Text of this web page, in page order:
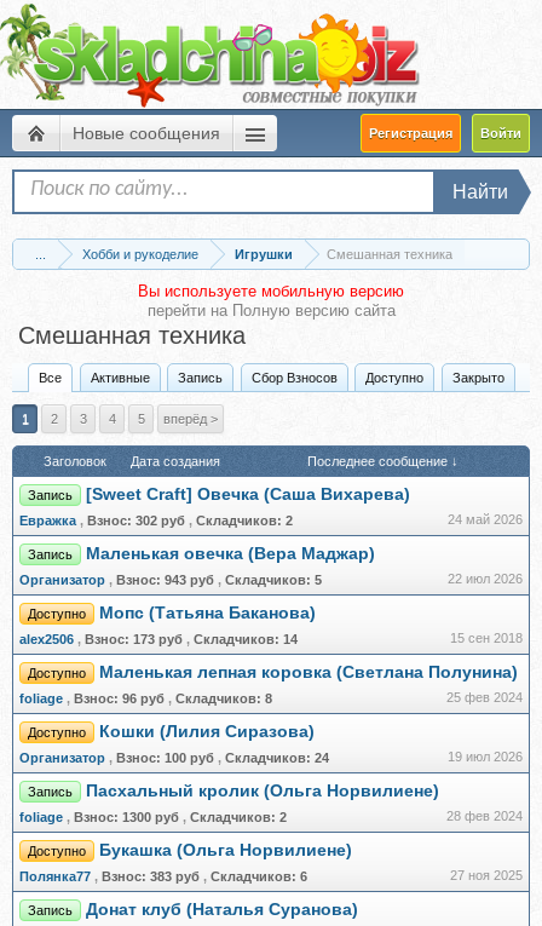
Новые сообщения Регистрация Войти
Найти
Хобби и рукоделие Игрушки Смешанная техника
Вы используете мобильную версию
перейти на Полную версию сайта
Смешанная техника
Все Активные Запись Сбор Взносов Доступно Закрыто
1 2 3 4 5 вперёд >
Заголовок Дата создания Последнее сообщение ↓
Запись [Sweet Craft] Овечка (Саша Вихарева)
Евражкa , Взнос: 302 руб , Складчиков: 2 24 май 2026
Запись Маленькая овечка (Вера Маджар)
Организатор , Взнос: 943 руб , Складчиков: 5 22 июл 2026
Доступно Мопс (Татьяна Баканова)
alex2506 , Взнос: 173 руб , Складчиков: 14 15 сен 2018
Доступно Маленькая лепная коровка (Светлана Полунина)
foliage , Взнос: 96 руб , Складчиков: 8 25 фев 2024
Доступно Кошки (Лилия Сиразова)
Организатор , Взнос: 100 руб , Складчиков: 24 19 июл 2026
Запись Пасхальный кролик (Ольга Норвилиене)
foliage , Взнос: 1300 руб , Складчиков: 2 28 фев 2024
Доступно Букашка (Ольга Норвилиене)
Полянка77 , Взнос: 383 руб , Складчиков: 6 27 ноя 2025
Запись Донат клуб (Наталья Суранова)